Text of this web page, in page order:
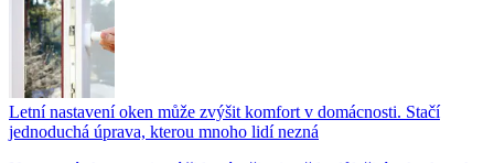
Letní nastavení oken může zvýšit komfort v domácnosti. Stačí
jednoduchá úprava, kterou mnoho lidí nezná